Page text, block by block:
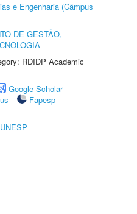
e Engenharia (Câmpus
DE GESTÃO,
RDIDP Academic
Google Scholar
Fapesp